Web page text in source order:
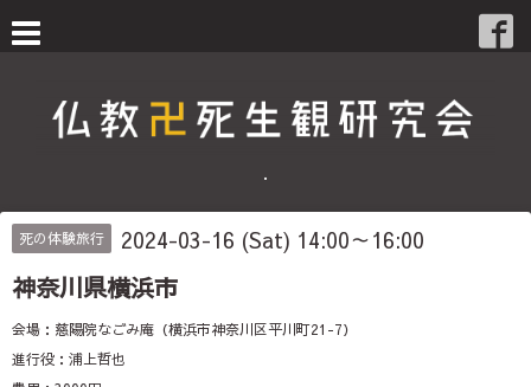
・
死の体験旅行 2024-03-16 (Sat) 14:00～16:00
神奈川県横浜市
会場：慈陽院なごみ庵（横浜市神奈川区平川町21-7）
進行役：浦上哲也